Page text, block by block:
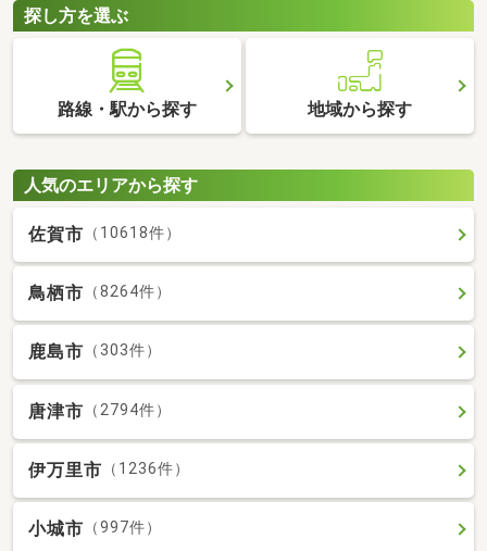
探し方を選ぶ
路線・駅から探す 地域から探す
人気のエリアから探す
佐賀市 （10618件）
鳥栖市 （8264件）
鹿島市 （303件）
唐津市 （2794件）
伊万里市 （1236件）
小城市 （997件）